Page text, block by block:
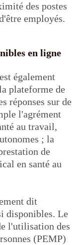
des postes
employés.
en ligne
également
plateforme de
réponses sur de
l'agrément
au travail,
; la
de
en santé au
dit
disponibles. Le
l'utilisation des
(PEMP)